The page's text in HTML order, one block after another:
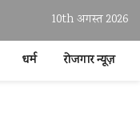
10th अगस्त 2026
धर्म रोजगार न्यूज़